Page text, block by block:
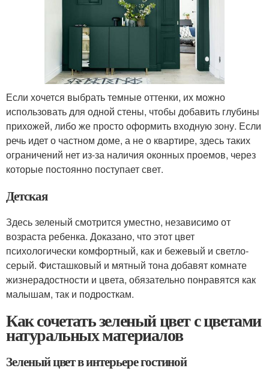
Если хочется выбрать темные оттенки, их можно
использовать для одной стены, чтобы добавить глубины
прихожей, либо же просто оформить входную зону. Если
речь идет о частном доме, а не о квартире, здесь таких
ограничений нет из-за наличия оконных проемов, через
которые постоянно поступает свет.
Детская
Здесь зеленый смотрится уместно, независимо от
возраста ребенка. Доказано, что этот цвет
психологически комфортный, как и бежевый и светло-
серый. Фисташковый и мятный тона добавят комнате
жизнерадостности и цвета, обязательно понравятся как
малышам, так и подросткам.
Как сочетать зеленый цвет с цветами
натуральных материалов
Зеленый цвет в интерьере гостиной